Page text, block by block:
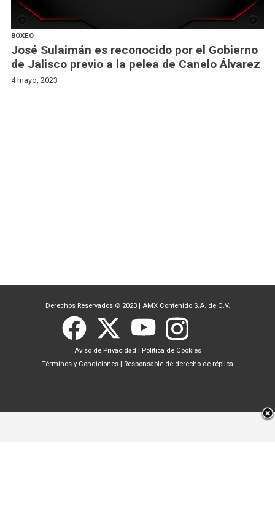
BOXEO
José Sulaimán es reconocido por el Gobierno
de Jalisco previo a la pelea de Canelo Álvarez
4 mayo, 2023
Derechos Reservados © 2023 | AMX Contenido S.A. de C.V.
Aviso de Privacidad | Política de Cookies
Términos y Condiciones | Responsable de derecho de réplica